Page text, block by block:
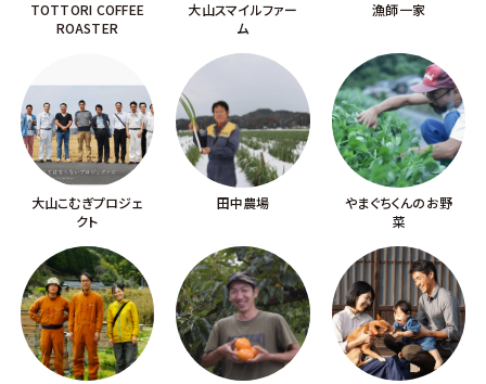
TOTTORI COFFEE
ROASTER
大山スマイルファー
ム
漁師一家
大山こむぎプロジェ
クト
田中農場
やまぐちくんのお野
菜